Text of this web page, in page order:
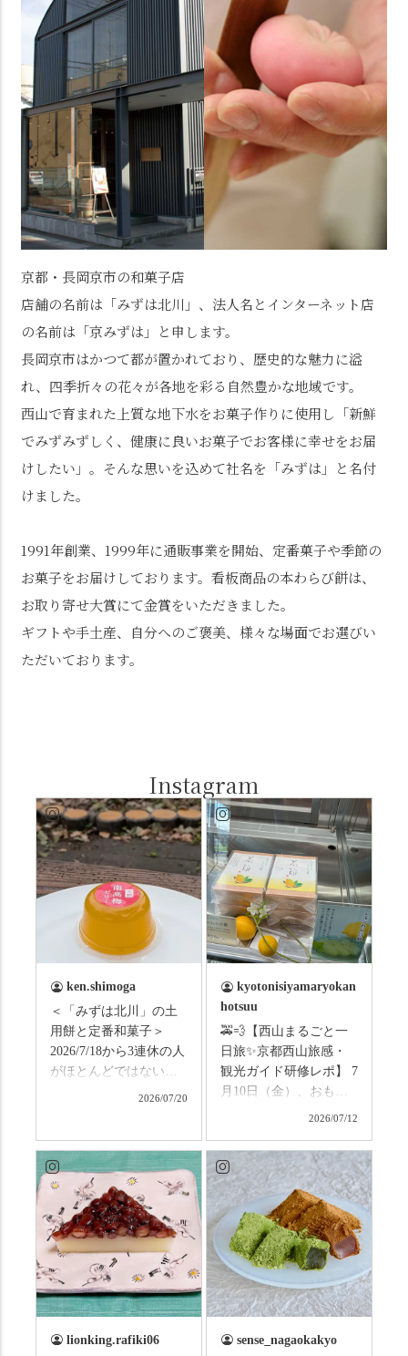
京都・長岡京市の和菓子店
店舗の名前は「みずは北川」、法人名とインターネット店
の名前は「京みずは」と申します。
長岡京市はかつて都が置かれており、歴史的な魅力に溢
れ、四季折々の花々が各地を彩る自然豊かな地域です。
西山で育まれた上質な地下水をお菓子作りに使用し「新鮮
でみずみずしく、健康に良いお菓子でお客様に幸せをお届
けしたい」。そんな思いを込めて社名を「みずは」と名付
けました。
1991年創業、1999年に通販事業を開始、定番菓子や季節の
お菓子をお届けしております。看板商品の本わらび餅は、
お取り寄せ大賞にて金賞をいただきました。
ギフトや手土産、自分へのご褒美、様々な場面でお選びい
ただいております。
Instagram
ken.shimoga
＜「みずは北川」の土
用餅と定番和菓子＞
2026/7/18から3連休の人
がほとんどではないか
と思います。みなさん
ものすごい暑さが続き
ますので、熱中症にな
らないようお互いに気
をつけましょう。 3連休
まずは「みずは北川」
の和菓子の紹介から。
（写真2枚目から） ・土
用餅（2個入） 暑気払
い、厄払いとして夏の
土用入りにいただくと
2026/07/20
kyotonisiyamaryokan
hotsuu
🚕💨【西山まるごと一
日旅✨京都西山旅感・
観光ガイド研修レポ】 7
月10日（金）、おもて
なしタクシーの日高順
西山の魅力をぎゅっと
詰め込んだ観光ガイド
研修に行ってきまし
た！ 🎋スタートは「竹
の径」。 頭上を覆う竹
のトンネルに一歩入る
と、空気がすっと涼し
くなって、聞こえるの
は葉ずれの音だけ。嵐
山の竹林に絶対負けて
2026/07/12
lionking.rafiki06
sense_nagaokakyo